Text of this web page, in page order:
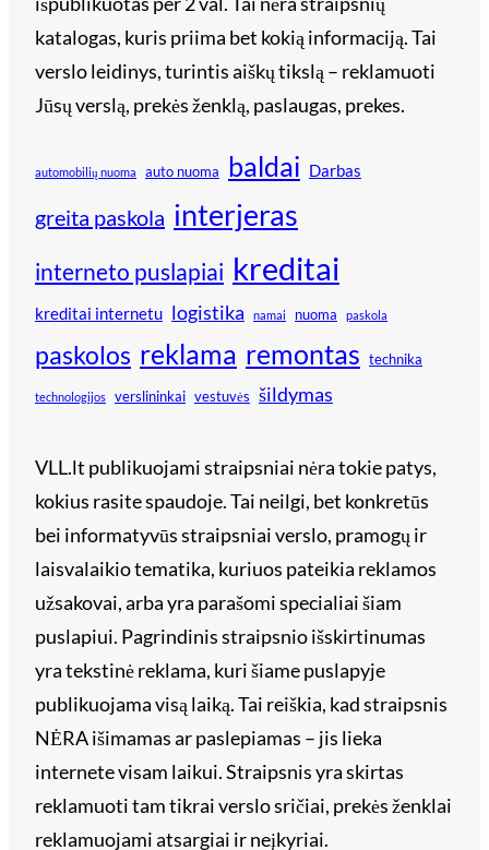
katalogas, kuris priima bet kokią informaciją. Tai
verslo leidinys, turintis aiškų tikslą – reklamuoti
Jūsų verslą, prekės ženklą, paslaugas, prekes.
automobilių nuoma auto nuoma baldai Darbas
greita paskola interjeras
interneto puslapiai kreditai
kreditai internetu logistika namai nuoma paskola
paskolos reklama remontas technika
technologijos verslininkai vestuvės šildymas
VLL.lt publikuojami straipsniai nėra tokie patys,
kokius rasite spaudoje. Tai neilgi, bet konkretūs
bei informatyvūs straipsniai verslo, pramogų ir
laisvalaikio tematika, kuriuos pateikia reklamos
užsakovai, arba yra parašomi specialiai šiam
puslapiui. Pagrindinis straipsnio išskirtinumas
yra tekstinė reklama, kuri šiame puslapyje
publikuojama visą laiką. Tai reiškia, kad straipsnis
NĖRA išimamas ar paslepiamas – jis lieka
internete visam laikui. Straipsnis yra skirtas
reklamuoti tam tikrai verslo sričiai, prekės ženklai
reklamuojami atsargiai ir neįkyriai.